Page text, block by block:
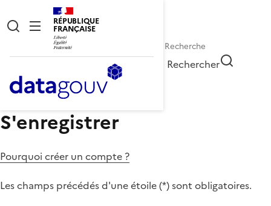
RÉPUBLIQUE
FRANÇAISE
Rechercher
S'enregistrer
Pourquoi créer un compte ?
Les champs précédés d'une étoile (*) sont obligatoires.